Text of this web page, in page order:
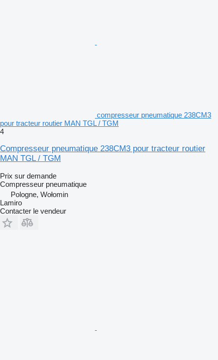
compresseur pneumatique 238CM3
pour tracteur routier MAN TGL / TGM
4
Compresseur pneumatique 238CM3 pour tracteur routier
MAN TGL / TGM
Prix sur demande
Compresseur pneumatique
Pologne, Wołomin
Lamiro
Contacter le vendeur